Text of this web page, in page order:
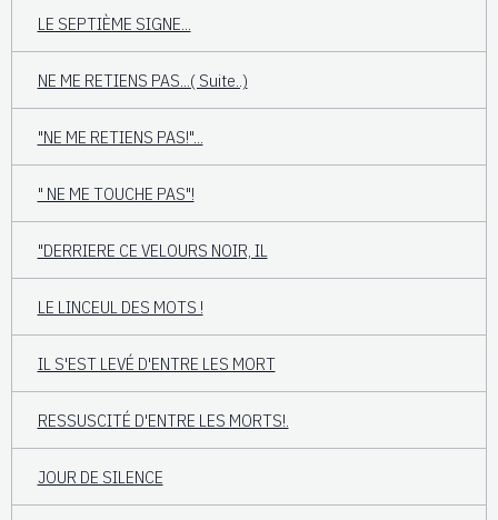
LE SEPTIÈME SIGNE...
NE ME RETIENS PAS...( Suite..)
"NE ME RETIENS PAS!"...
" NE ME TOUCHE PAS"!
"DERRIERE CE VELOURS NOIR, IL
LE LINCEUL DES MOTS !
IL S'EST LEVÉ D'ENTRE LES MORT
RESSUSCITÉ D'ENTRE LES MORTS!.
JOUR DE SILENCE